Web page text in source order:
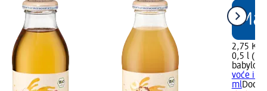
2,75 KM
0,5 l
babylove
voće i
ml